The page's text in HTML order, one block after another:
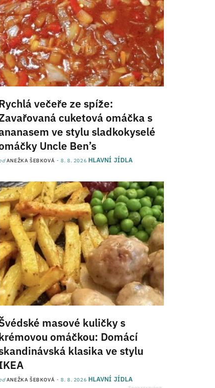
večeře ze spíže:
cuketová omáčka s
ve stylu sladkokyselé
Uncle Ben’s
ANEŽKA ŠEBKOVÁ 8. 8. 2026 HLAVNÍ JÍDLA
masové kuličky s
omáčkou: Domácí
klasika ve stylu
ANEŽKA ŠEBKOVÁ 8. 8. 2026 HLAVNÍ JÍDLA